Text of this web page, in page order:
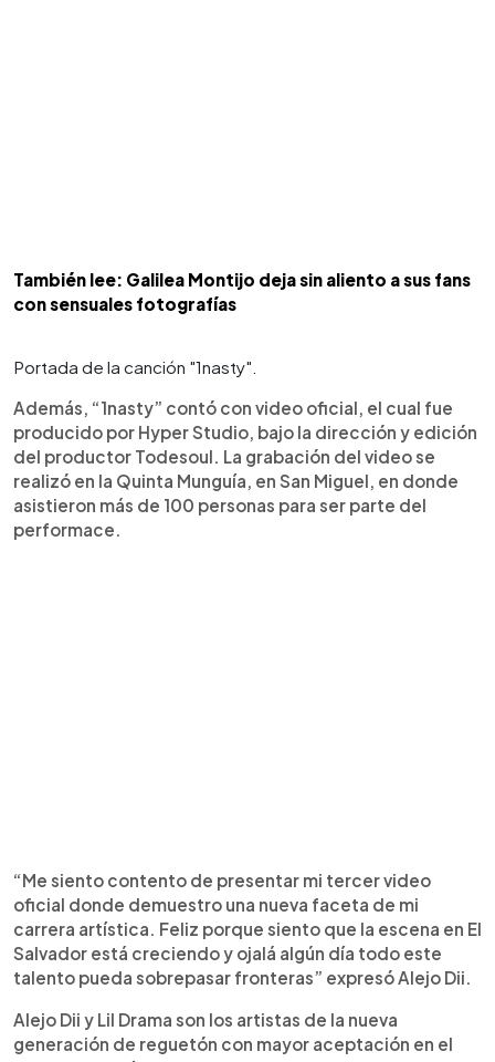
También lee: Galilea Montijo deja sin aliento a sus fans
con sensuales fotografías
Portada de la canción "1nasty".
Además, “1nasty” contó con video oficial, el cual fue
producido por Hyper Studio, bajo la dirección y edición
del productor Todesoul. La grabación del video se
realizó en la Quinta Munguía, en San Miguel, en donde
asistieron más de 100 personas para ser parte del
performace.
“Me siento contento de presentar mi tercer video
oficial donde demuestro una nueva faceta de mi
carrera artística. Feliz porque siento que la escena en El
Salvador está creciendo y ojalá algún día todo este
talento pueda sobrepasar fronteras” expresó Alejo Dii.
Alejo Dii y Lil Drama son los artistas de la nueva
generación de reguetón con mayor aceptación en el